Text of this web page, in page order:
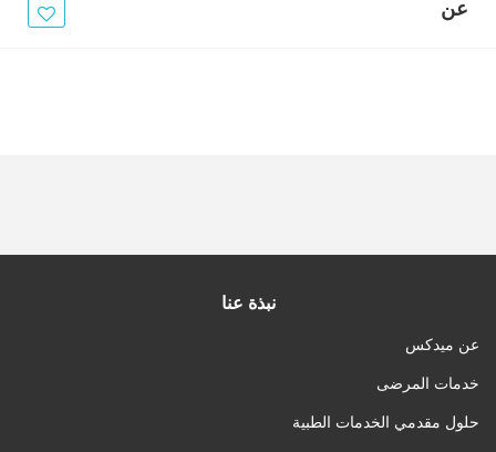
عن
نبذة عنا
عن ميدكس
خدمات المرضى
حلول مقدمي الخدمات الطبية